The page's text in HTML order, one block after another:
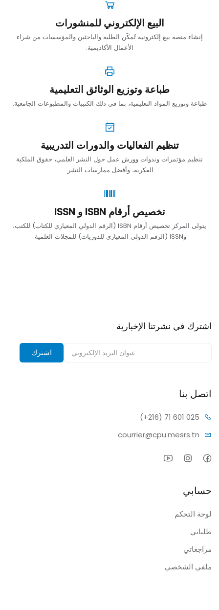
البيع الإلكتروني للمنشورات
إنشاء منصة بيع إلكترونية تُمكّن الطلبة والباحثين والمؤسسات من شراء
الأعمال الأكاديمية.
طباعة وتوزيع الوثائق التعليمية
طباعة وتوزيع المواد التعليمية، بما في ذلك الكتيبات والمطبوعات الجامعية.
تنظيم الفعاليات والدورات التدريبية
تنظيم مؤتمرات وندوات وورش عمل حول النشر العلمي، حقوق الملكية
الفكرية، وأفضل ممارسات النشر.
تخصيص أرقام ISBN و ISSN
يتولى المركز تخصيص أرقام ISBN (الرقم الدولي المعياري للكتاب) للكتب،
وISSN (الرقم الدولي المعياري للدوريات) للمجلات العلمية.
اشترك في نشرتنا الإخبارية
اشترك
اتصل بنا
(+216) 71 601 025
courrier@cpu.mesrs.tn
حسابي
لوحة التحكم
طلباتي
مراجعاتي
ملفي الشخصي